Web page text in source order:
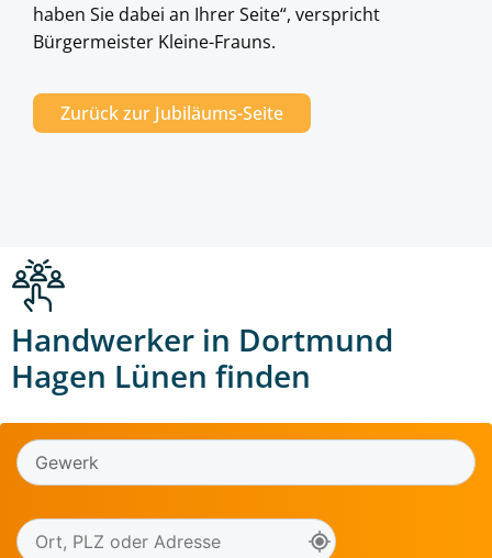
haben Sie dabei an Ihrer Seite“, verspricht
Bürgermeister Kleine-Frauns.
Zurück zur Jubiläums-Seite
Handwerker in Dortmund
Hagen Lünen finden